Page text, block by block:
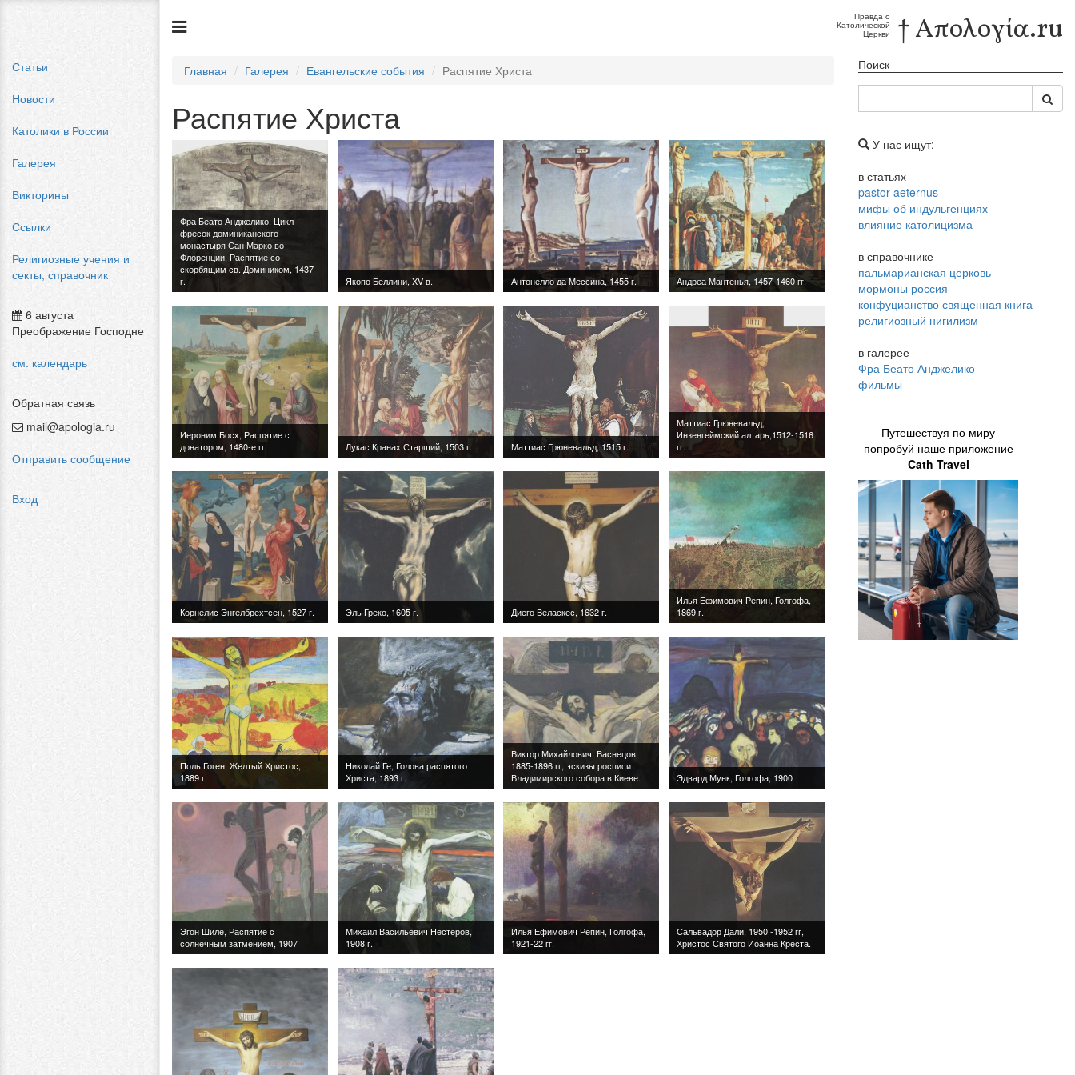
Статьи
Новости
Католики в России
Галерея
Викторины
Ссылки
Религиозные учения и
секты, справочник
6 августа
Преображение Господне
см. календарь
Обратная связь
mail@apologia.ru
Отправить сообщение
Вход
Правда о
Католической
Церкви † Απολογία.ru
Главная Галерея Евангельские события Распятие Христа
Распятие Христа
Поиск
У нас ищут:
в статьях
pastor aeternus
мифы об индульгенциях
влияние католицизма
в справочнике
пальмарианская церковь
мормоны россия
конфуцианство священная книга
религиозный нигилизм
в галерее
Фра Беато Анджелико
фильмы
Путешествуя по миру
попробуй наше приложение
Cath Travel